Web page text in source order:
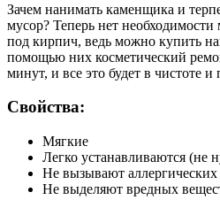
Зачем нанимать каменщика и
мусор? Теперь нет необходимости
под кирпич, ведь можно купить
помощью них косметический
минут, и все это будет в чистоте и
Свойства:
Мягкие
Легко устанавливаются (не
Не вызывают аллергических
Не выделяют вредных